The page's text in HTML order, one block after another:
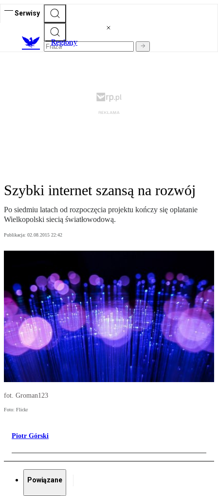
Serwisy
Regiony
Szybki internet szansą na rozwój
Po siedmiu latach od rozpoczęcia projektu kończy się oplatanie
Wielkopolski siecią światłowodową.
Publikacja: 02.08.2015 22:42
fot. Groman123
Foto: Flickr
Piotr Górski
Powiązane